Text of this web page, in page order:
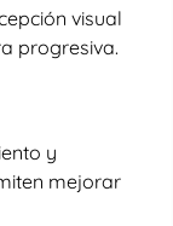
visual
progresiva.
y
mejorar